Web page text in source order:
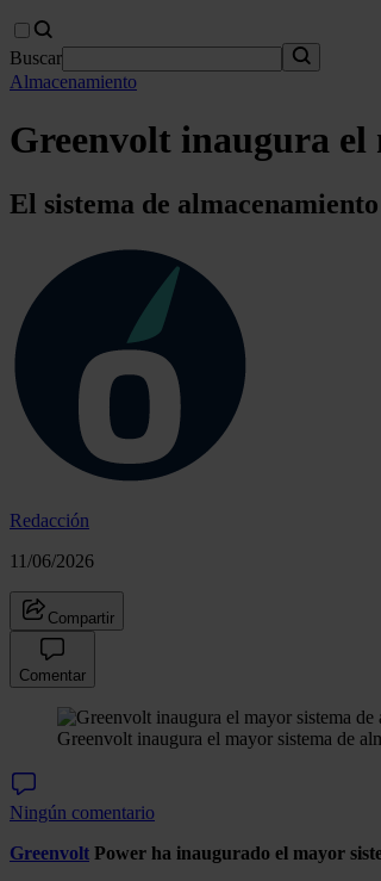
Buscar
Almacenamiento
Greenvolt inaugura el
El sistema de
Redacción
11/06/2026
Compartir
Comentar
Greenvolt inaugura el mayor sistema de
Ningún comentario
Greenvolt Power ha inaugurado el mayor